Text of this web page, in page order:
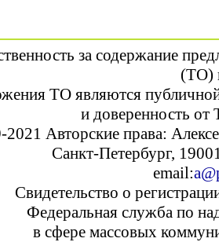
за содержание
(ТО)
ТО являются
и доверенность от
2021 Авторские права:
Санкт-Петербург,
email:
Свидетельство о
Федеральная служба по
в сфере массовых